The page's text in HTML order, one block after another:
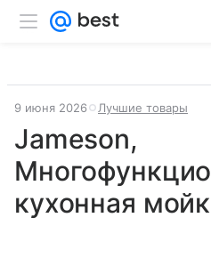
9 июня 2026 Лучшие товары
Jameson,
кухонная